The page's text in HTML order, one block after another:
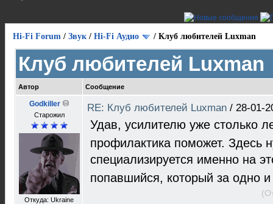
Hi-Fi Forum / Звук / Hi-Fi Аудио / Клуб любителей Luxman
Клуб любителей Luxman
Автор Сообщение
Godkiller
Старожил
Откуда: Ukraine
RE: Клуб любителей Luxman / 28-01-
Удав, усилителю уже столько
профилактика поможет. Здесь
специализируется именно на
попавшийся, который за одно и